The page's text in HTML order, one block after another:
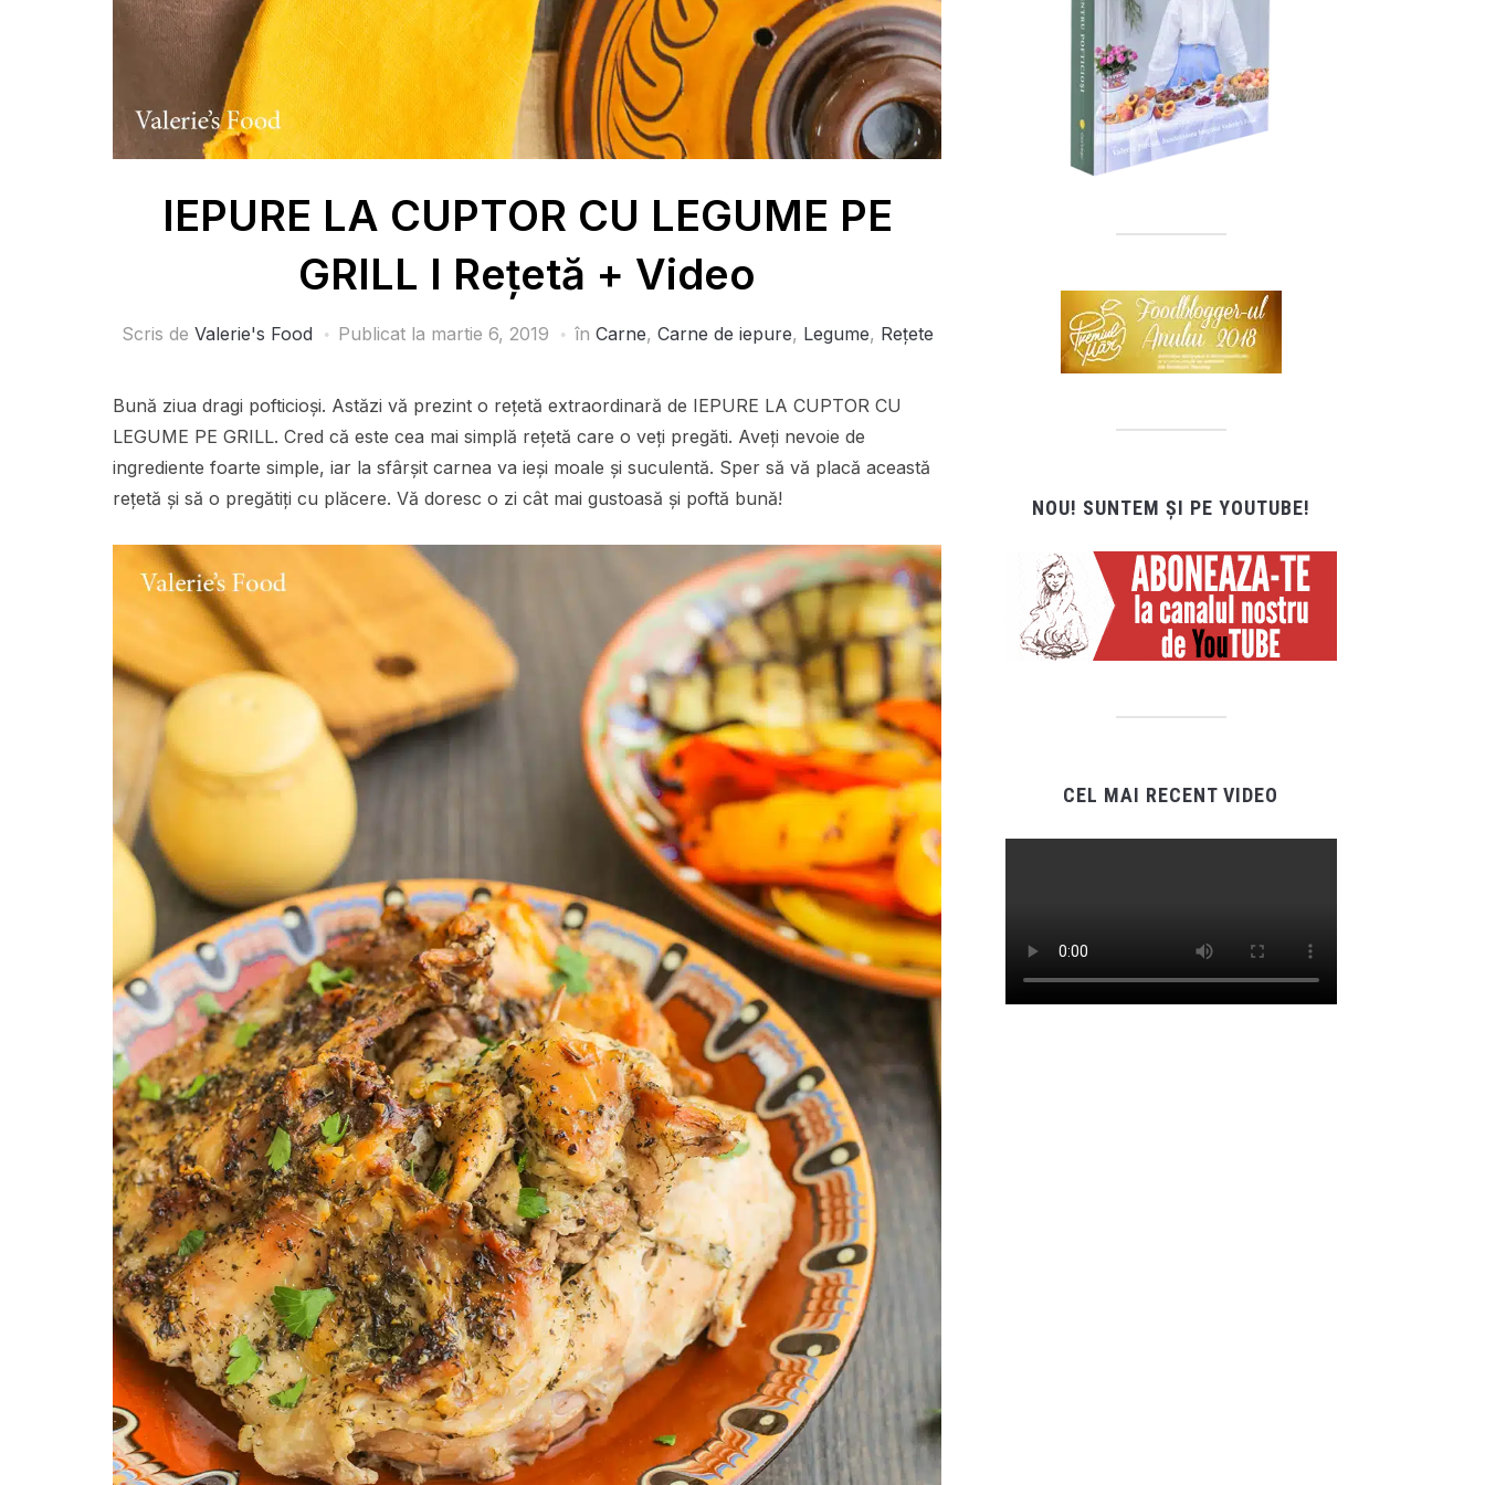
IEPURE LA CUPTOR CU LEGUME PE
GRILL I Rețetă + Video
Scris de Valerie's Food Publicat la martie 6, 2019 în Carne, Carne de iepure, Legume, Rețete
Bună ziua dragi pofticioși. Astăzi vă prezint o rețetă extraordinară de IEPURE LA CUPTOR CU
LEGUME PE GRILL. Cred că este cea mai simplă rețetă care o veți pregăti. Aveți nevoie de
ingrediente foarte simple, iar la sfârșit carnea va ieși moale și suculentă. Sper să vă placă această
rețetă și să o pregătiți cu plăcere. Vă doresc o zi cât mai gustoasă și poftă bună!
NOU! SUNTEM ȘI PE YOUTUBE!
CEL MAI RECENT VIDEO